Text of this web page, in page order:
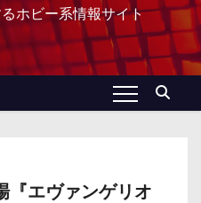
ホビー系情報サイト
『エヴァンゲリオ